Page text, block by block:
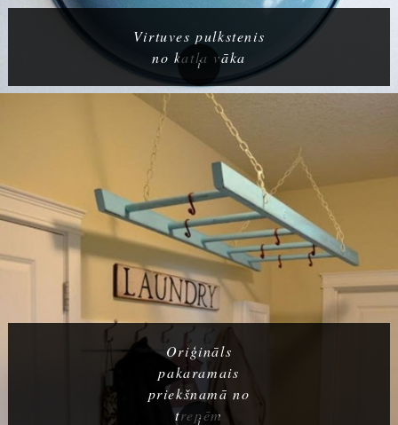
Virtuves pulkstenis
no katla vāka
Oriģināls
pakaramais
priekšnamā no
trepēm